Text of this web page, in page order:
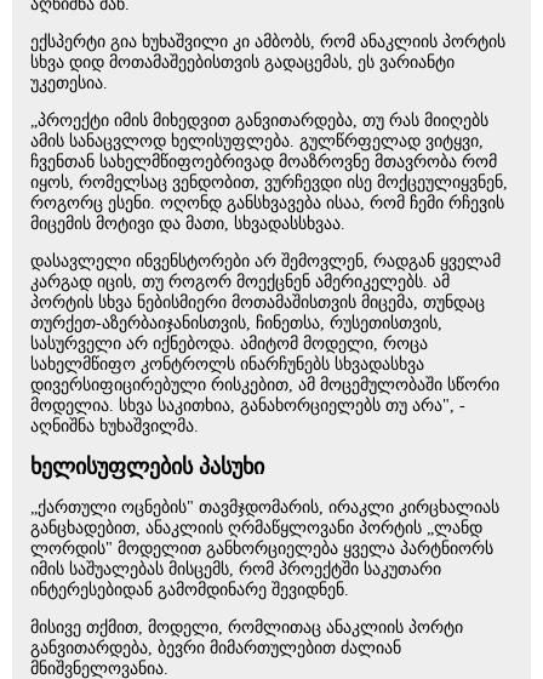
აღნიშნა მან.
ექსპერტი გია ხუხაშვილი კი ამბობს, რომ ანაკლიის პორტის
სხვა დიდ მოთამაშეებისთვის გადაცემას, ეს ვარიანტი
უკეთესია.
„პროექტი იმის მიხედვით განვითარდება, თუ რას მიიღებს
ამის სანაცვლოდ ხელისუფლება. გულწრფელად ვიტყვი,
ჩვენთან სახელმწიფოებრივად მოაზროვნე მთავრობა რომ
იყოს, რომელსაც ვენდობით, ვურჩევდი ისე მოქცეულიყვნენ,
როგორც ესენი. ოღონდ განსხვავება ისაა, რომ ჩემი რჩევის
მიცემის მოტივი და მათი, სხვადასსხვაა.
დასავლელი ინვენსტორები არ შემოვლენ, რადგან ყველამ
კარგად იცის, თუ როგორ მოექცნენ ამერიკელებს. ამ
პორტის სხვა ნებისმიერი მოთამაშისთვის მიცემა, თუნდაც
თურქეთ-აზერბაიჯანისთვის, ჩინეთსა, რუსეთისთვის,
სასურველი არ იქნებოდა. ამიტომ მოდელი, როცა
სახელმწიფო კონტროლს ინარჩუნებს სხვადასხვა
დივერსიფიცირებული რისკებით, ამ მოცემულობაში სწორი
მოდელია. სხვა საკითხია, განახორციელებს თუ არა", -
აღნიშნა ხუხაშვილმა.
ხელისუფლების პასუხი
„ქართული ოცნების" თავმჯდომარის, ირაკლი კირცხალიას
განცხადებით, ანაკლიის ღრმაწყლოვანი პორტის „ლანდ
ლორდის" მოდელით განხორციელება ყველა პარტნიორს
იმის საშუალებას მისცემს, რომ პროექტში საკუთარი
ინტერესებიდან გამომდინარე შევიდნენ.
მისივე თქმით, მოდელი, რომლითაც ანაკლიის პორტი
განვითარდება, ბევრი მიმართულებით ძალიან
მნიშვნელოვანია.